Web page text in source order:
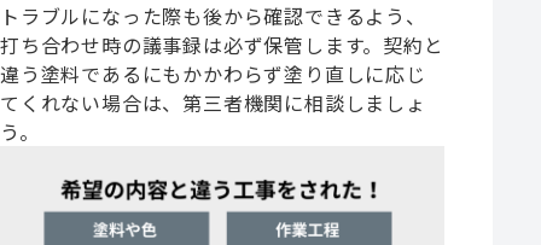
トラブルになった際も後から確認できるよう、
打ち合わせ時の議事録は必ず保管します。契約と
違う塗料であるにもかかわらず塗り直しに応じ
てくれない場合は、第三者機関に相談しましょ
う。